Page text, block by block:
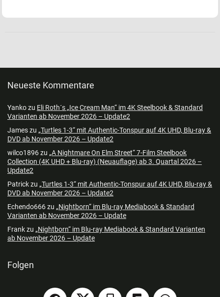
Neueste Kommentare
Yankozu Eli Roth´s „Ice Cream Man“ im 4K Steelbook & Standard
Varianten ab November 2026 – Update2
Jameszu „Turtles 1-3“ mit Authentic-Tonspur auf 4K UHD, Blu-ray &
DVD ab November 2026 – Update2
wilco1896zu „A Nightmare On Elm Street“ 7-Film Steelbook
Collection (4K UHD + Blu-ray) (Neuauflage) ab 3. Quartal 2026 –
Update2
Patrickzu „Turtles 1-3“ mit Authentic-Tonspur auf 4K UHD, Blu-ray &
DVD ab November 2026 – Update2
Echendo666zu „Nightborn“ im Blu-ray Mediabook & Standard
Varianten ab November 2026 – Update
Frankzu „Nightborn“ im Blu-ray Mediabook & Standard Varianten
ab November 2026 – Update
Folgen